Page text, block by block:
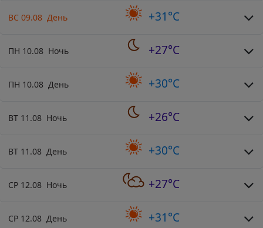
ВС 09.08 День +31°C
ПН 10.08 Ночь +27°C
ПН 10.08 День +30°C
ВТ 11.08 Ночь +26°C
ВТ 11.08 День +30°C
СР 12.08 Ночь +27°C
СР 12.08 День +31°C